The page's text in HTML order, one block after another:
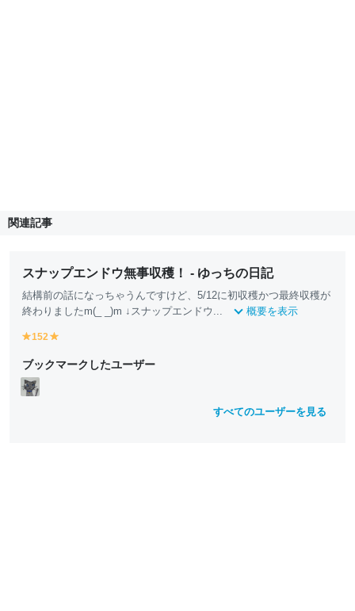
関連記事
スナップエンドウ無事収穫！ - ゆっちの日記
結構前の話になっちゃうんですけど、5/12に初収穫かつ最終収穫が
終わりましたm(_ _)m ↓スナップエンドウ...
概要を表示
y
ll
o
w
152
ll
ブックマークしたユーザー
すべてのユーザーを見る